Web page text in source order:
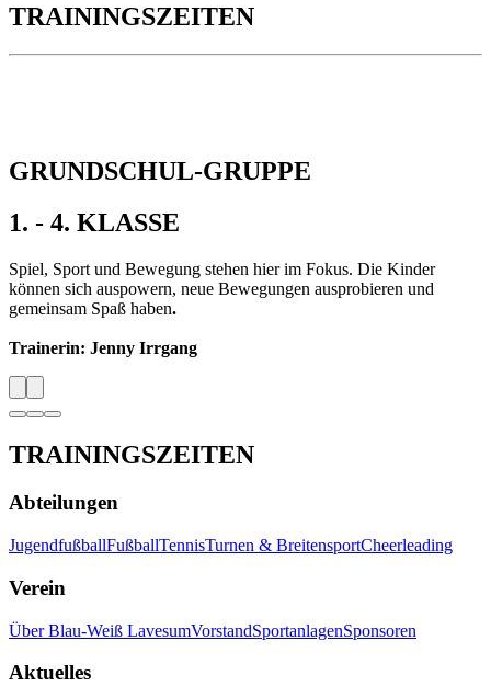
TRAININGSZEITEN
GRUNDSCHUL-GRUPPE
1. - 4. KLASSE
Spiel, Sport und Bewegung stehen hier im Fokus. Die Kinder
können sich auspowern, neue Bewegungen ausprobieren und
gemeinsam Spaß haben.
Trainerin: Jenny Irrgang
TRAININGSZEITEN
Abteilungen
JugendfußballFußballTennisTurnen & BreitensportCheerleading
Verein
Über Blau-Weiß LavesumVorstandSportanlagenSponsoren
Aktuelles